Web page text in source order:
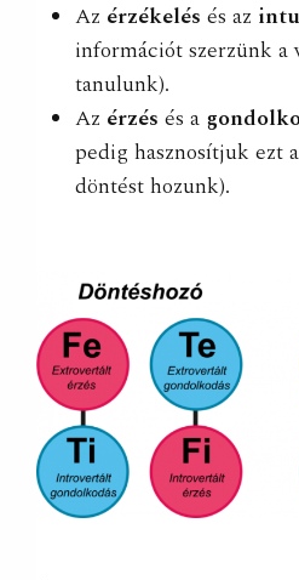
Az érzékelés és az
információt szerzünk a
tanulunk).
Az érzés és a
pedig hasznosítjuk ezt
döntést hozunk).